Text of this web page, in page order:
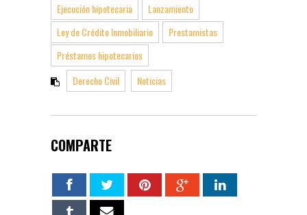
Ejecución hipotecaria
Lanzamiento
Ley de Crédito Inmobiliario
Prestamistas
Préstamos hipotecarios
Derecho Civil
Noticias
COMPARTE